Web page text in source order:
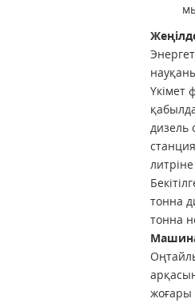
Үкімет
дизель
тонна
тонна
жоғары